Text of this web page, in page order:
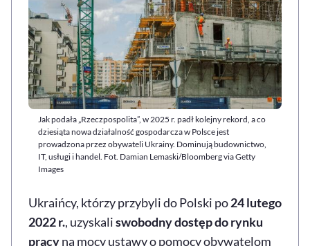
Jak podała „Rzeczpospolita”, w 2025 r. padł kolejny rekord, a co
dziesiąta nowa działalność gospodarcza w Polsce jest
prowadzona przez obywateli Ukrainy. Dominują budownictwo,
IT, usługi i handel. Fot. Damian Lemaski/Bloomberg via Getty
Images
Ukraińcy, którzy przybyli do Polski po24 lutego
2022 r., uzyskaliswobodny dostęp do rynku
pracyna mocy ustawy o pomocy obywatelom